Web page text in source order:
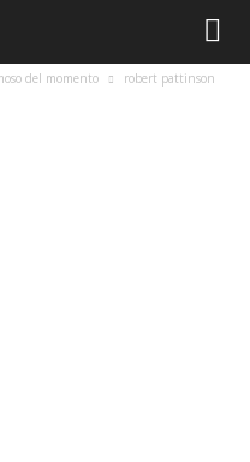
del momento robert pattinson